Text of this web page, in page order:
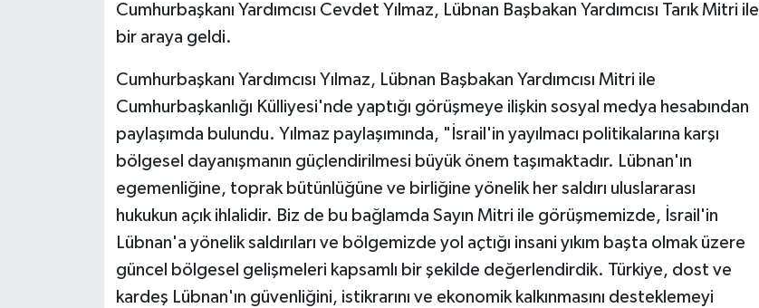
Cumhurbaşkanı Yardımcısı Cevdet Yılmaz, Lübnan Başbakan Yardımcısı Tarık Mitri ile
bir araya geldi.
Cumhurbaşkanı Yardımcısı Yılmaz, Lübnan Başbakan Yardımcısı Mitri ile
Cumhurbaşkanlığı Külliyesi'nde yaptığı görüşmeye ilişkin sosyal medya hesabından
paylaşımda bulundu. Yılmaz paylaşımında, "İsrail'in yayılmacı politikalarına karşı
bölgesel dayanışmanın güçlendirilmesi büyük önem taşımaktadır. Lübnan'ın
egemenliğine, toprak bütünlüğüne ve birliğine yönelik her saldırı uluslararası
hukukun açık ihlalidir. Biz de bu bağlamda Sayın Mitri ile görüşmemizde, İsrail'in
Lübnan'a yönelik saldırıları ve bölgemizde yol açtığı insani yıkım başta olmak üzere
güncel bölgesel gelişmeleri kapsamlı bir şekilde değerlendirdik. Türkiye, dost ve
kardeş Lübnan'ın güvenliğini, istikrarını ve ekonomik kalkınmasını desteklemeyi
Yaşam-Çevre